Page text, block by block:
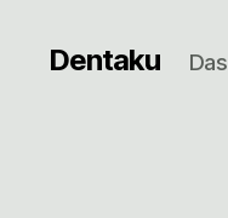
Dentaku